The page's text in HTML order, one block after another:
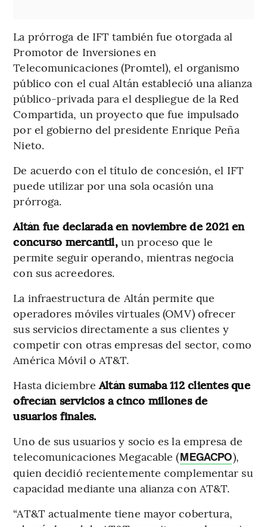
La prórroga de IFT también fue otorgada al
Promotor de Inversiones en
Telecomunicaciones (Promtel), el organismo
público con el cual Altán estableció una alianza
público-privada para el despliegue de la Red
Compartida, un proyecto que fue impulsado
por el gobierno del presidente Enrique Peña
Nieto.
De acuerdo con el título de concesión, el IFT
puede utilizar por una sola ocasión una
prórroga.
Altán fue declarada en noviembre de 2021 en
concurso mercantil,un proceso que le
permite seguir operando, mientras negocia
con sus acreedores.
La infraestructura de Altán permite que
operadores móviles virtuales (OMV) ofrecer
sus servicios directamente a sus clientes y
competir con otras empresas del sector, como
América Móvil o AT&T.
Hasta diciembreAltán sumaba 112 clientes que
ofrecían servicios a cinco millones de
usuarios finales.
Uno de sus usuarios y socio es la empresa de
telecomunicaciones Megacable (MEGACPO),
quien decidió recientemente complementar su
capacidad mediante una alianza con AT&T.
“AT&T actualmente tiene mayor cobertura,